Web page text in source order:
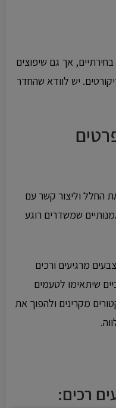
אך גם שיפוצים
יש לוודא שהחדר
החלל וליצור קשר עם
שמשדרים רוגע
מרגיעים ורכים
שיתאימו לטעמים
מקרינים ולהפוך את
רכים: